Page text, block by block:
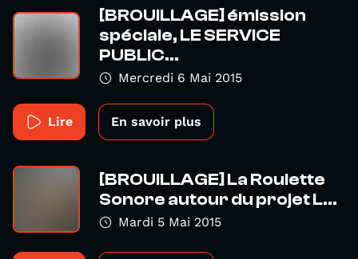
[BROUILLAGE] émission
spéciale, LE SERVICE
PUBLIC...
Mercredi 6 Mai 2015
Lire En savoir plus
[BROUILLAGE] La Roulette
Sonore autour du projet L...
Mardi 5 Mai 2015